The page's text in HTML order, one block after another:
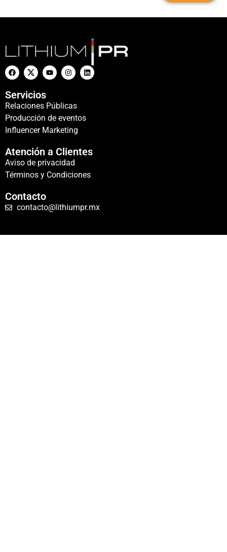
Servicios
Relaciones Públicas
Producción de eventos
Influencer Marketing
Atención a Clientes
Aviso de privacidad
Términos y Condiciones
Contacto
contacto@lithiumpr.mx